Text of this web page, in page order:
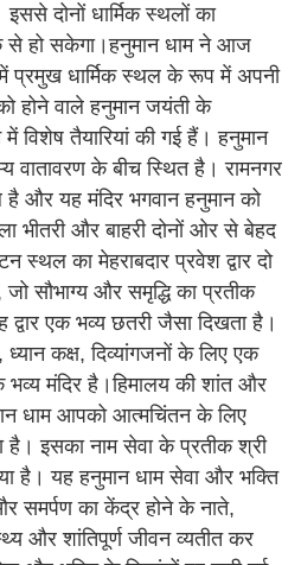
दोनों धार्मिक स्थलों का
से हो सकेगा।हनुमान धाम ने आज
प्रमुख धार्मिक स्थल के रूप में अपनी
होने वाले हनुमान जयंती के
विशेष तैयारियां की गई हैं। हनुमान
वातावरण के बीच स्थित है। रामनगर
और यह मंदिर भगवान हनुमान को
भीतरी और बाहरी दोनों ओर से बेहद
स्थल का मेहराबदार प्रवेश द्वार दो
सौभाग्य और समृद्धि का प्रतीक
एक भव्य छतरी जैसा दिखता है।
कक्ष, दिव्यांगजनों के लिए एक
मंदिर है।हिमालय की शांत और
धाम आपको आत्मचिंतन के लिए
है। इसका नाम सेवा के प्रतीक श्री
है। यह हनुमान धाम सेवा और भक्ति
समर्पण का केंद्र होने के नाते,
और शांतिपूर्ण जीवन व्यतीत कर